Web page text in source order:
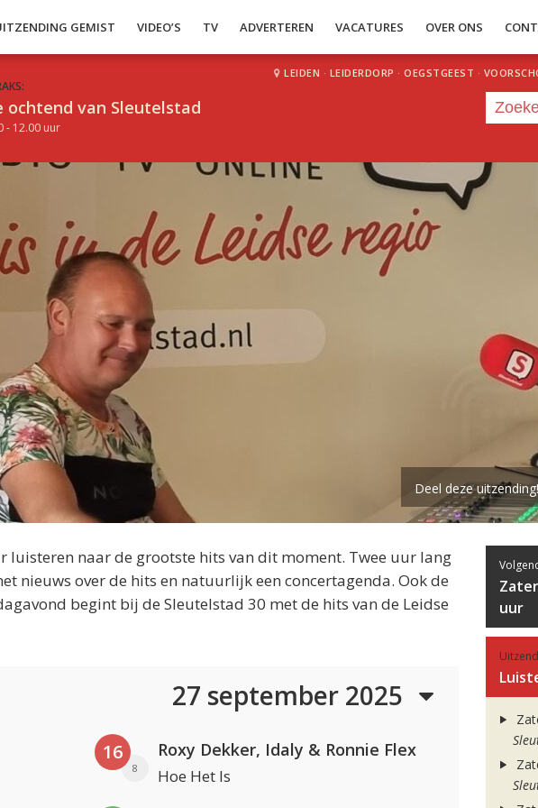
GEMIST VIDEO’S TV ADVERTEREN VACATURES OVER ONS
ochtend van Sleutelstad
- 12.00 uur
LEIDEN · LEIDERDORP · OEGSTGEEST ·
Deel deze
naar de grootste hits van dit moment. Twee uur lang
nieuws over de hits en natuurlijk een concertagenda. Ook de
begint bij de Sleutelstad 30 met de hits van de Leidse
27 september 2025
16
8
Roxy Dekker, Idaly & Ronnie Flex
Hoe Het Is
uur